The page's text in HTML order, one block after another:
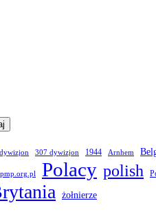
307 dywizjon 1944 Arnhem
pmp.org.pl Polacy polish
żołnierze